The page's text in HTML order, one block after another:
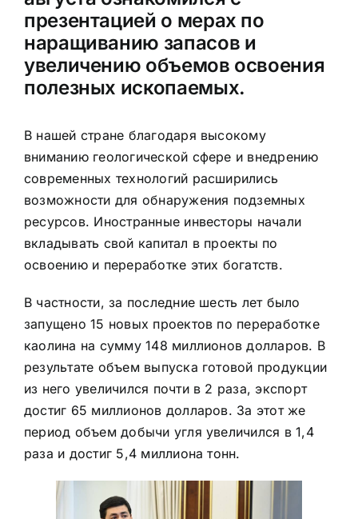
презентацией о мерах по
наращиванию запасов и
увеличению объемов освоения
полезных ископаемых.
В нашей стране благодаря высокому
вниманию геологической сфере и внедрению
современных технологий расширились
возможности для обнаружения подземных
ресурсов. Иностранные инвесторы начали
вкладывать свой капитал в проекты по
освоению и переработке этих богатств.
В частности, за последние шесть лет было
запущено 15 новых проектов по переработке
каолина на сумму 148 миллионов долларов. В
результате объем выпуска готовой продукции
из него увеличился почти в 2 раза, экспорт
достиг 65 миллионов долларов. За этот же
период объем добычи угля увеличился в 1,4
раза и достиг 5,4 миллиона тонн.